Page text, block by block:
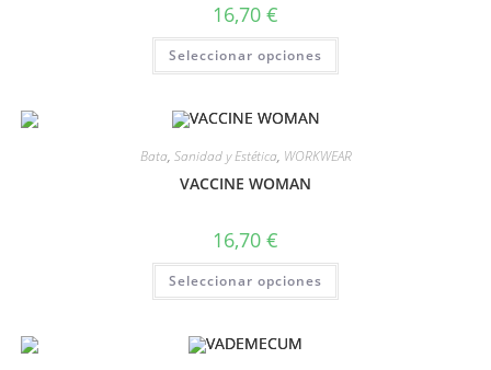
16,70 €
Seleccionar opciones
Bata, Sanidad y Estética, WORKWEAR
VACCINE WOMAN
16,70 €
Seleccionar opciones